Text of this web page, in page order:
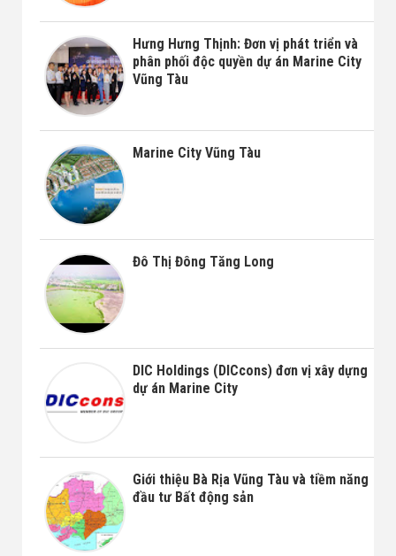
Hưng Hưng Thịnh: Đơn vị phát triển và
phân phối độc quyền dự án Marine City
Vũng Tàu
Marine City Vũng Tàu
Đô Thị Đông Tăng Long
DIC Holdings (DICcons) đơn vị xây dựng
dự án Marine City
Giới thiệu Bà Rịa Vũng Tàu và tiềm năng
đầu tư Bất động sản